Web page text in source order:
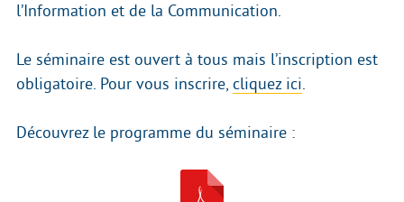
l’Information et de la Communication.
Le séminaire est ouvert à tous mais l’inscription est
obligatoire. Pour vous inscrire, cliquez ici
Découvrez le programme du séminaire :